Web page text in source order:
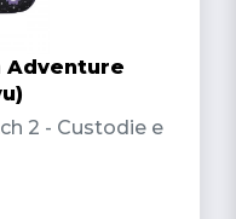
Adventure
2 - Custodie e